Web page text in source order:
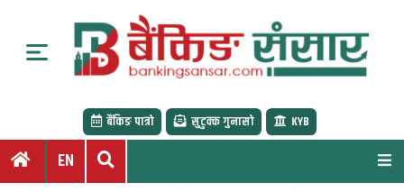
o
बैंकिङ पात्रो सुटुक्क गुनासो KYB
EN